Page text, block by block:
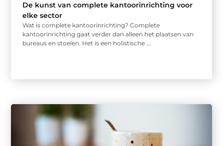
De kunst van complete kantoorinrichting voor
elke sector
Wat is complete kantoorinrichting? Complete
kantoorinrichting gaat verder dan alleen het plaatsen van
bureaus en stoelen. Het is een holistische ...